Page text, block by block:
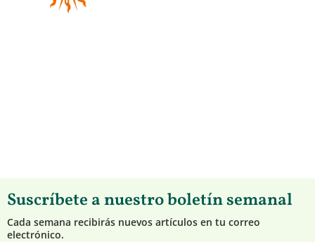
Suscríbete a nuestro boletín semanal
Cada semana recibirás nuevos artículos en tu correo
electrónico.